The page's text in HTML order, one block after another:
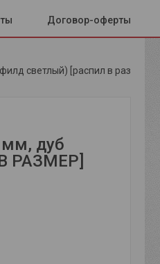
Договор-оферты
мм, дуб
РАЗМЕР]